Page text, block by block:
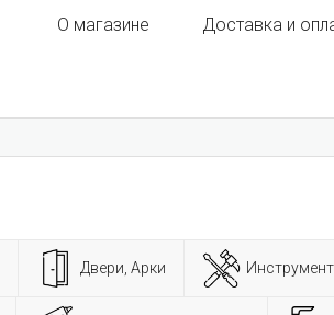
О магазине Доставка и
Двери, Арки